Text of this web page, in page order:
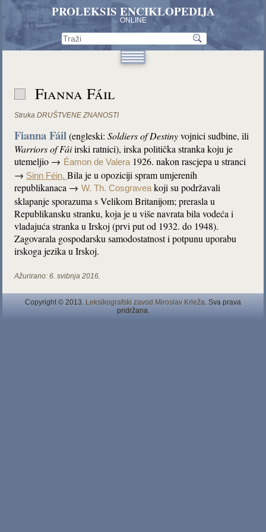
PROLEKSIS ENCIKLOPEDIJA
ONLINE
Fianna Fáil
Struka DRUŠTVENE ZNANOSTI
Fianna Fáil(engleski: Soldiers of Destinyvojnici sudbine, ili
Warriors of Fáiirski ratnici), irska politička stranka koju je
utemeljio → Éamon de Valera 1926. nakon rascjepa u stranci
→ Sinn Féin.Bila je u opoziciji spram umjerenih
republikanaca →W. Th. Cosgravea koji su podržavali
sklapanje sporazuma s Velikom Britanijom; prerasla u
Republikansku stranku, koja je u više navrata bila vodeća i
vladajuća stranka u Irskoj (prvi put od 1932. do 1948).
Zagovarala gospodarsku samodostatnost i potpunu uporabu
irskoga jezika u Irskoj.
Ažurirano: 6. svibnja 2016.
Copyright © 2013. Leksikografski zavod Miroslav Krleža. Sva prava
pridržana.